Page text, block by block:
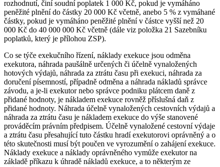
rozhodnutí, činí soudní poplatek 1 000 Kč, pokud je vymáháno
peněžité plnění do částky 20 000 Kč včetně, anebo 5 % z vymáhané
částky, pokud je vymáháno peněžité plnění v částce vyšší než 20
000 Kč do 40 000 000 Kč včetně (dále viz položka 21 Sazebníku
poplatků, který je přílohou ZSP).
Co se týče exekučního řízení, náklady exekuce jsou odměna
exekutora, náhrada paušálně určených či účelně vynaložených
hotových výdajů, náhrada za ztrátu času při exekuci, náhrada za
doručení písemností, případně odměna a náhrada nákladů správce
závodu, a je-li exekutor nebo správce podniku plátcem daně z
přidané hodnoty, je nákladem exekuce rovněž příslušná daň z
přidané hodnoty. Náhrada účelně vynaložených cestovních výdajů a
náhrada za ztrátu času je nákladem exekuce do výše stanovené
prováděcím právním předpisem. Účelně vynaložené cestovní výdaje
a ztrátu času přesahující tuto částku hradí exekutorovi oprávněný a o
této skutečnosti musí být poučen ve vyrozumění o zahájení exekuce.
Náklady exekuce a náklady oprávněného vymůže exekutor na
základě příkazu k úhradě nákladů exekuce, a to některým ze